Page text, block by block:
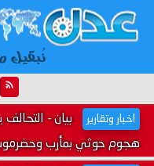
اخبار وتقارير بيان -
هجوم حوثي بمأرب